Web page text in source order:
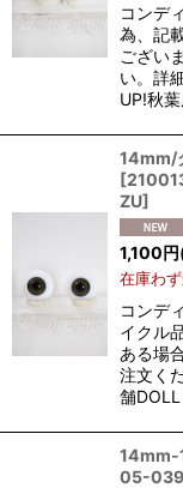
コンデ
為、記
ござい
い。詳
UP!秋
14mm/
[
ZU]
1,100円
在庫わ
コンデ
イクル
ある場
注文く
舗
14mm-
05-